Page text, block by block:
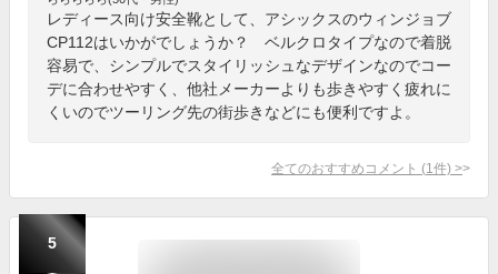
レディース向け安全靴として、アシックスのウィンジョブ
CP112はいかがでしょうか？ ベルクロタイプなので着脱
容易で、シンプルでスタイリッシュなデザインなのでコー
デに合わせやすく、他社メーカーよりも歩きやすく疲れに
くいのでツーリング先の街歩きなどにも便利ですよ。
全てのおすすめコメント (1 件) >
5